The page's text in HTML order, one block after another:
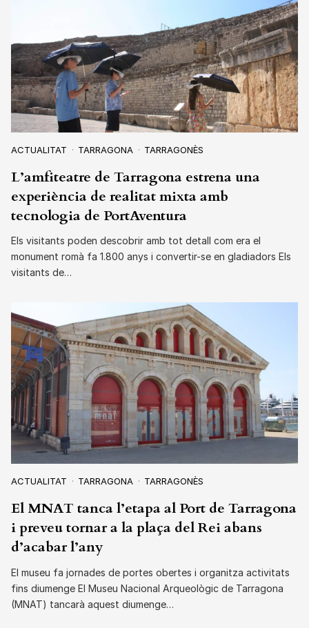
ACTUALITAT TARRAGONA TARRAGONÈS
L’amfiteatre de Tarragona estrena una
experiència de realitat mixta amb
tecnologia de PortAventura
Els visitants poden descobrir amb tot detall com era el
monument romà fa 1.800 anys i convertir-se en gladiadors Els
visitants de…
ACTUALITAT TARRAGONA TARRAGONÈS
El MNAT tanca l’etapa al Port de Tarragona
i preveu tornar a la plaça del Rei abans
d’acabar l’any
El museu fa jornades de portes obertes i organitza activitats
fins diumenge El Museu Nacional Arqueològic de Tarragona
(MNAT) tancarà aquest diumenge…